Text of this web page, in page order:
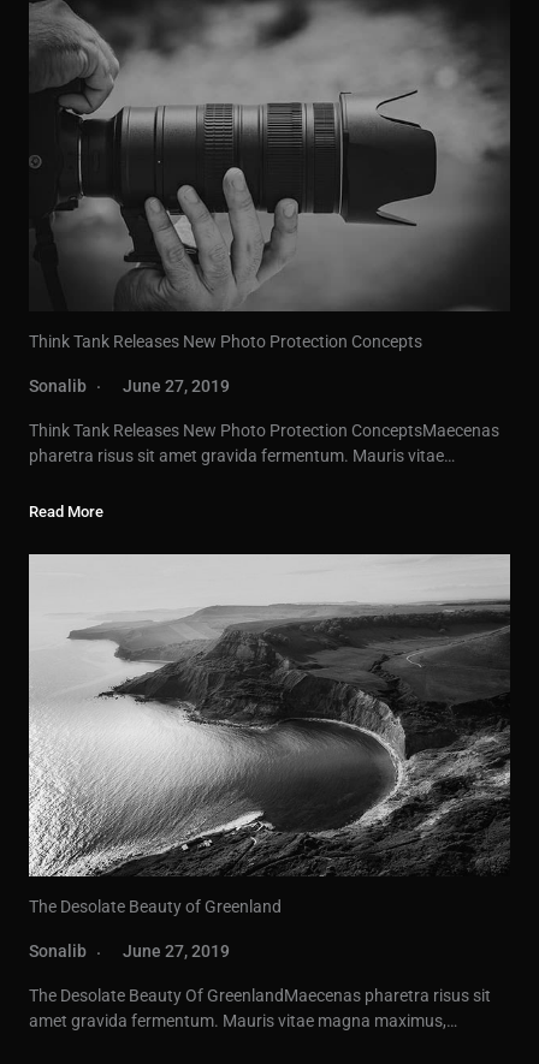
Think Tank Releases New Photo Protection Concepts
Sonalib June 27, 2019
Think Tank Releases New Photo Protection ConceptsMaecenas
pharetra risus sit amet gravida fermentum. Mauris vitae…
Read More
The Desolate Beauty of Greenland
Sonalib June 27, 2019
The Desolate Beauty Of GreenlandMaecenas pharetra risus sit
amet gravida fermentum. Mauris vitae magna maximus,…